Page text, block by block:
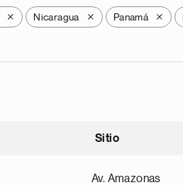
X Nicaragua X Panamá X
Sitio
Av. Amazonas